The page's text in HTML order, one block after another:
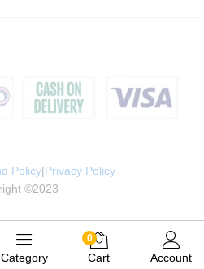
Policy|Privacy Policy
©2023
Category
0
Cart Account